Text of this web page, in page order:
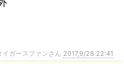
ガースファンさん 2017,9/28 22:41